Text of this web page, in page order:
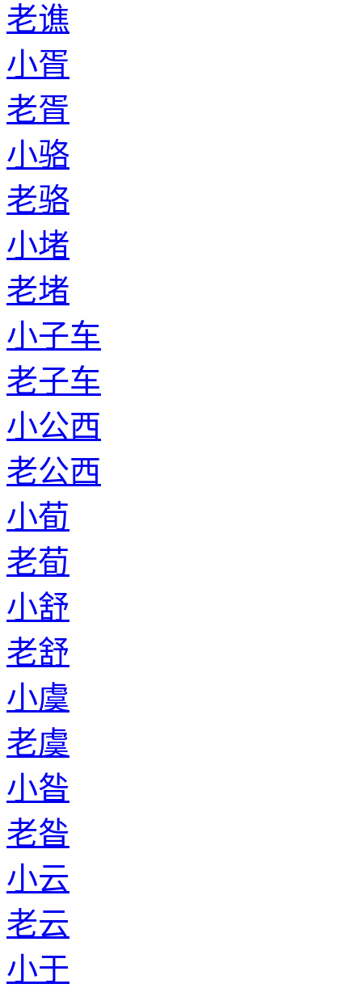
老谯
小胥
老胥
小骆
老骆
小堵
老堵
小子车
老子车
小公西
老公西
小荀
老荀
小舒
老舒
小虞
老虞
小昝
老昝
小云
老云
小于